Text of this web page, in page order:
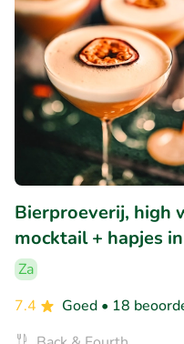
Bierproeverij, high
mocktail + hapjes
Za
7.4
Goed • 18